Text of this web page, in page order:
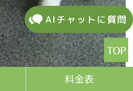
料金表